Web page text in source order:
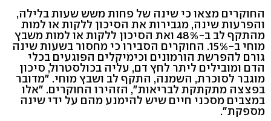
החוקרים מצאו כי שינה של פחות משש שעות בלילה,
והפרעות שינה, מגבירות את הסיכון ללקות או למות
מהתקף לב ב-48% ואת הסיכון ללקות או למות משבץ
מוחי ב-15%. החוקרים הסבירו כי מחסור בשעות שינה
גורם להפרשת הורמונים וכימיקלים הפוגעים בכלי
הדם ומובילים ליתר לחץ דם, עליה בכולסטרול, סיכון
מוגבר לסוכרת, השמנה, התקף לב ושבץ מוחי. "מדובר
בפצצה מתקתקת לבריאות", הזהירו החוקרים. "אלו
במצבים מסכני חיים שיש להימנע מהם על ידי שינה
מספקת".